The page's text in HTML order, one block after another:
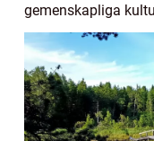
gemenskapliga